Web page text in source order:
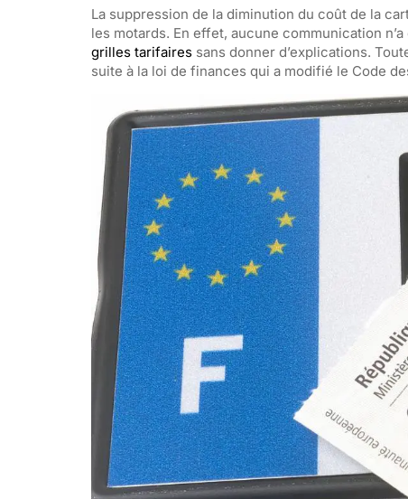
La suppression de la diminution du coût de la
les motards. En effet, aucune communication
grilles tarifairessans donner d’explications.
suite à la loi de finances qui a modifié le Code